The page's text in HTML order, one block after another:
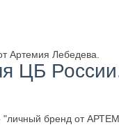
Артемия Лебедева.
ЦБ
бренд от